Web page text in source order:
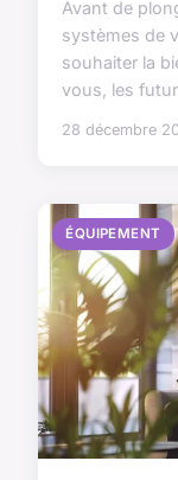
Avant de
systèmes de
souhaiter la
vous, les
28 décembre
ÉQUIPEMENT